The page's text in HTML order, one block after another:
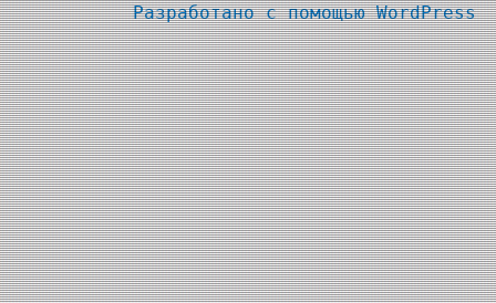
Разработано с помощьюWordPress